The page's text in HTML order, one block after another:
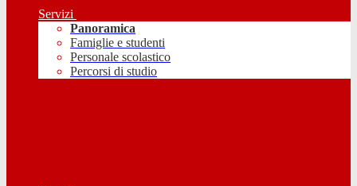
Servizi
Panoramica
Famiglie e studenti
Personale scolastico
Percorsi di studio